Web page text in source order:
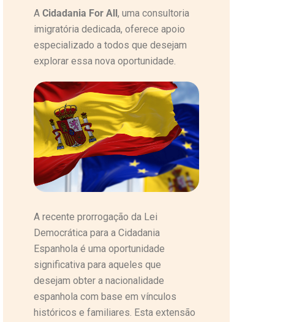
A Cidadania For All , uma consultoria
imigratória dedicada, oferece apoio
especializado a todos que desejam
explorar essa nova oportunidade.
A recente prorrogação da Lei
Democrática para a Cidadania
Espanhola é uma oportunidade
significativa para aqueles que
desejam obter a nacionalidade
espanhola com base em vínculos
históricos e familiares. Esta extensão